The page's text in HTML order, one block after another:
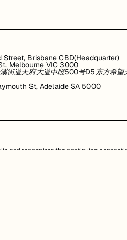
Street, Brisbane CBD(Headquarter)
Melbourne VIC 3000
街道天府大道中段500号D5东方希望
St, Adelaide SA 5000
and recognises the continuing